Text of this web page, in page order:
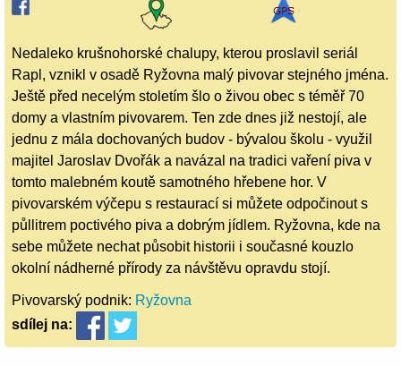
Nedaleko krušnohorské chalupy, kterou proslavil seriál
Rapl, vznikl v osadě Ryžovna malý pivovar stejného jména.
Ještě před necelým stoletím šlo o živou obec s téměř 70
domy a vlastním pivovarem. Ten zde dnes již nestojí, ale
jednu z mála dochovaných budov - bývalou školu - využil
majitel Jaroslav Dvořák a navázal na tradici vaření piva v
tomto malebném koutě samotného hřebene hor. V
pivovarském výčepu s restaurací si můžete odpočinout s
půllitrem poctivého piva a dobrým jídlem. Ryžovna, kde na
sebe můžete nechat působit historii i současné kouzlo
okolní nádherné přírody za návštěvu opravdu stojí.
Pivovarský podnik: Ryžovna
sdílej na: